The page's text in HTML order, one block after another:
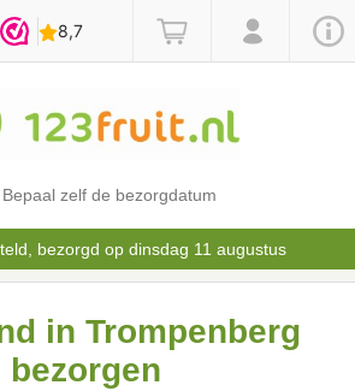
Bepaal zelf de bezorgdatum
bezorgd op dinsdag 11 augustus
in Trompenberg
bezorgen